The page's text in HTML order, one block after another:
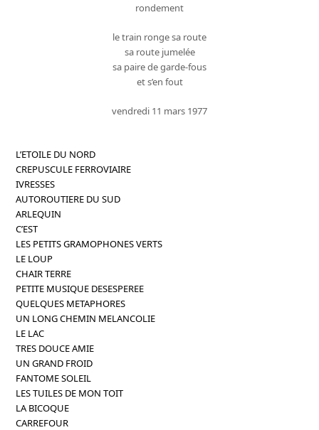
rondement
le train ronge sa route
sa route jumelée
sa paire de garde-fous
et s’en fout
vendredi 11 mars 1977
L’ETOILE DU NORD
CREPUSCULE FERROVIAIRE
IVRESSES
AUTOROUTIERE DU SUD
ARLEQUIN
C’EST
LES PETITS GRAMOPHONES VERTS
LE LOUP
CHAIR TERRE
PETITE MUSIQUE DESESPEREE
QUELQUES METAPHORES
UN LONG CHEMIN MELANCOLIE
LE LAC
TRES DOUCE AMIE
UN GRAND FROID
FANTOME SOLEIL
LES TUILES DE MON TOIT
LA BICOQUE
CARREFOUR